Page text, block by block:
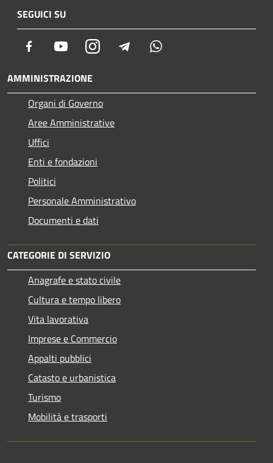
SEGUICI SU
Facebook YoutubeInstagram Telegram
AMMINISTRAZIONE
Organi di Governo
Aree Amministrative
Uffici
Enti e fondazioni
Politici
Personale Amministrativo
Documenti e dati
CATEGORIE DI SERVIZIO
Anagrafe e stato civile
Cultura e tempo libero
Vita lavorativa
Imprese e Commercio
Appalti pubblici
Catasto e urbanistica
Turismo
Mobilità e trasporti